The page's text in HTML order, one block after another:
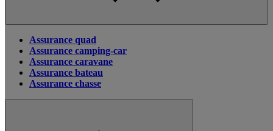
Assurance quad
Assurance camping-car
Assurance caravane
Assurance bateau
Assurance chasse